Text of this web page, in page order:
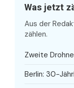
Was jetzt
Aus der
zählen.
Zweite
Berlin: 30-